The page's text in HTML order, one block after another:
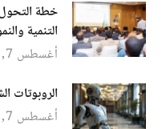
خطة
التنمية
أغسطس 7, 2026
الروبوتات
أغسطس 7, 2026